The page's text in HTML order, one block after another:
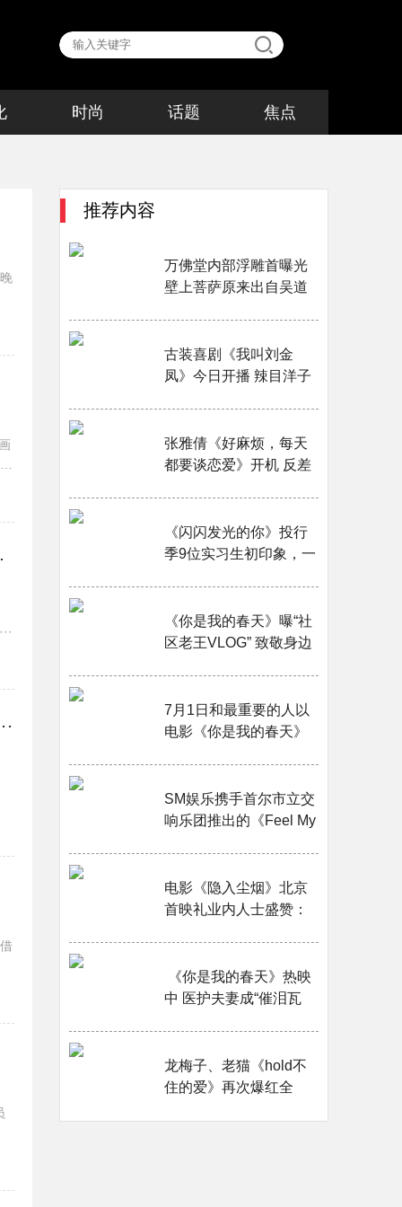
时尚 话题 焦点
场···
影指导杰里米·考克斯掌镜《Backrooms》幕后解析···
推荐内容
万佛堂内部浮雕首曝光
壁上菩萨原来出自吴道
古装喜剧《我叫刘金
凤》今日开播 辣目洋子
张雅倩《好麻烦，每天
都要谈恋爱》开机 反差
《闪闪发光的你》投行
季9位实习生初印象，一
《你是我的春天》曝“社
区老王VLOG” 致敬身边
7月1日和最重要的人以
电影《你是我的春天》
SM娱乐携手首尔市立交
响乐团推出的《Feel My
电影《隐入尘烟》北京
首映礼业内人士盛赞：
​ 《你是我的春天》热映
中 医护夫妻成“催泪瓦
龙梅子、老猫《hold不
住的爱》再次爆红全